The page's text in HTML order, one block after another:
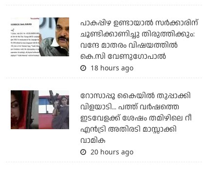
പാകപ്പിഴ ഉണ്ടായാല്‍ സര്‍ക്കാരിന്
ചൂണ്ടിക്കാണിച്ചു തിരുത്തിക്കും:
വന്ദേ മാതരം വിഷയത്തില്‍
കെ.സി വേണുഗോപാല്‍
18 hours ago
റോസാപ്പൂ കൈയില്‍ തുപ്പാക്കി
വിളയാടി... പത്ത് വര്‍ഷത്തെ
ഇടവേളക്ക് ശേഷം തമിഴിലെ റീ
എന്‍ട്രി അതിരടി മാസ്സാക്കി
വാമിക
20 hours ago